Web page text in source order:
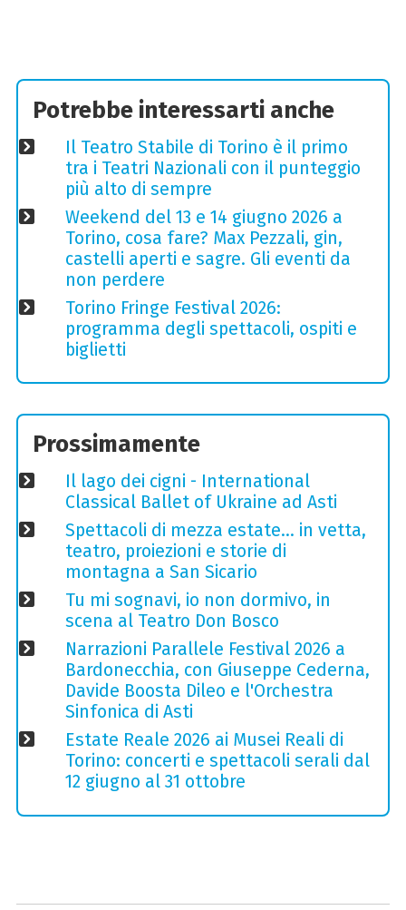
Potrebbe interessarti anche
Il Teatro Stabile di Torino è il primo
tra i Teatri Nazionali con il punteggio
più alto di sempre
Weekend del 13 e 14 giugno 2026 a
Torino, cosa fare? Max Pezzali, gin,
castelli aperti e sagre. Gli eventi da
non perdere
Torino Fringe Festival 2026:
programma degli spettacoli, ospiti e
biglietti
Prossimamente
Il lago dei cigni - International
Classical Ballet of Ukraine ad Asti
Spettacoli di mezza estate… in vetta,
teatro, proiezioni e storie di
montagna a San Sicario
Tu mi sognavi, io non dormivo, in
scena al Teatro Don Bosco
Narrazioni Parallele Festival 2026 a
Bardonecchia, con Giuseppe Cederna,
Davide Boosta Dileo e l'Orchestra
Sinfonica di Asti
Estate Reale 2026 ai Musei Reali di
Torino: concerti e spettacoli serali dal
12 giugno al 31 ottobre